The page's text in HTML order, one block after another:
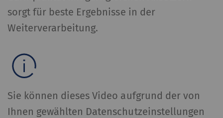
sorgt für beste Ergebnisse in der
Weiterverarbeitung.
Sie können dieses Video aufgrund der von
Ihnen gewählten Datenschutzeinstellungen